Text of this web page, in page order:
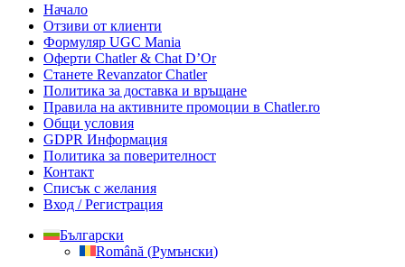
Начало
Отзиви от клиенти
Формуляр UGC Mania
Оферти Chatler & Chat D’Or
Станете Revanzator Chatler
Политика за доставка и връщане
Правила на активните промоции в Chatler.ro
Общи условия
GDPR Информация
Политика за поверителност
Контакт
Списък с желания
Вход / Регистрация
Български
Română (Румънски)